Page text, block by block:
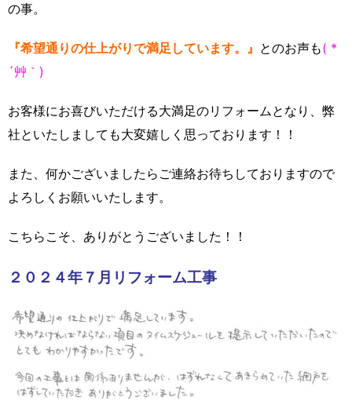
の事。
『希望通りの仕上がりで満足しています。』 とのお声も( *
´艸｀)
お客様にお喜びいただける大満足のリフォームとなり、弊
社といたしましても大変嬉しく思っております！！
また、何かございましたらご連絡お待ちしておりますので
よろしくお願いいたします。
こちらこそ、ありがとうございました！！
２０２４年７月リフォーム工事